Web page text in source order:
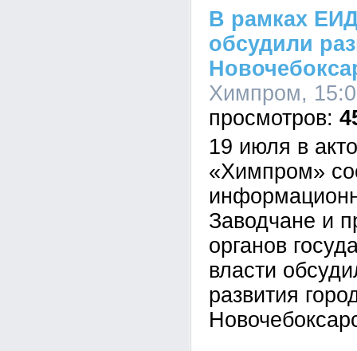
В рамках
обсудили
Химпром,
19 июля в
«Химпром»
Заводчане и
органов
власти
развития